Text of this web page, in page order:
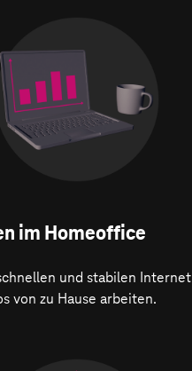
im Homeoffice
und stabilen Internet
von zu Hause arbeiten.